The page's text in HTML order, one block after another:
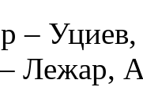
–
Лежар,